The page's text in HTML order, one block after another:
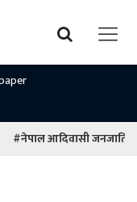
#नेपाल आदिवासी जनजाति